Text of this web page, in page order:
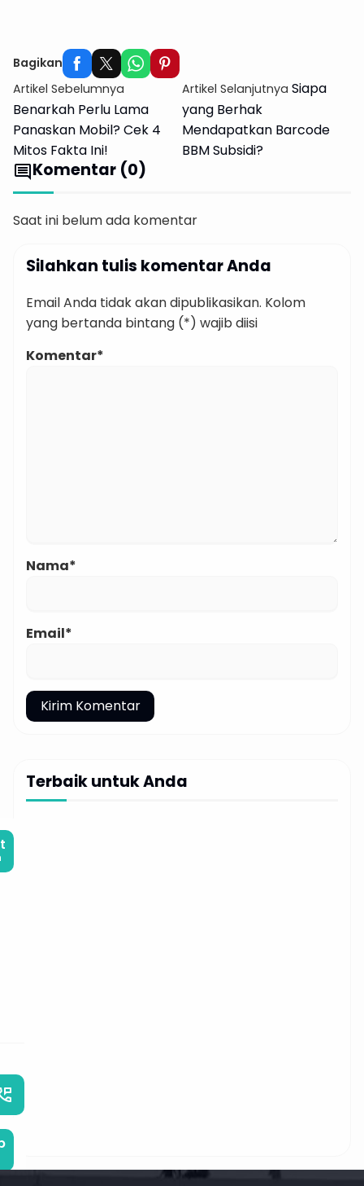
Bagikan
Artikel Sebelumnya
Benarkah Perlu Lama
Panaskan Mobil? Cek 4
Mitos Fakta Ini!
Artikel Selanjutnya Siapa
yang Berhak
Mendapatkan Barcode
BBM Subsidi?
commentKomentar (0)
Saat ini belum ada komentar
Silahkan tulis komentar Anda
Email Anda tidak akan dipublikasikan. Kolom
yang bertanda bintang (*) wajib diisi
Komentar*
Nama*
Email*
Terbaik untuk Anda